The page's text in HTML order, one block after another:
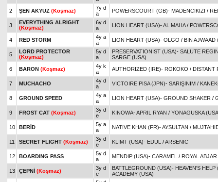
2
ŞEN AKYÜZ (Koşmaz)
7y d
a
POWERSCOURT (GB)- MADENCİKIZI /
3
EVERYTHING ALRIGHT
(Koşmaz)
6y d
a
LION HEART (USA)-AL MAHA/
4 RED STORM
4y a
a
LION HEART (USA)- OLGO / BIN AJWAAD
5
LORD PROTECTOR
(Koşmaz)
5y d
a
PRESERVATIONIST (USA)- SALUTE
SARGE (USA)
6
BARON (Koşmaz)
4y k
a
AUTHORIZED (IRE)- ROKOKO / DISTANT
7 MUCHACHO
4y d
a
VICTOIRE PISA (JPN)- SARIŞINIM /
8 GROUND SPEED
4y a
a
LION HEART (USA)- GROUND SHAKER /
9 FROST CAT (Koşmaz)
3y d
e
KINOWA-APRIL RYAN / YONAGUSKA
10 BERİD
5y a
a
NATIVE KHAN (FR)-AYSULTAN /
11 SECRET FLIGHT (Koşmaz)
3y d
e
KLIMT (USA)- EDUL /ARSENIC
12 BOARDING PASS
5y d
a
MENDIP (USA)- CARAMEL / ROYAL
13 ÇEPNİ (Koşmaz)
3y d
e
BATTLEGROUND (USA)- HEAVEN'S HELP
ACADEMY (USA)